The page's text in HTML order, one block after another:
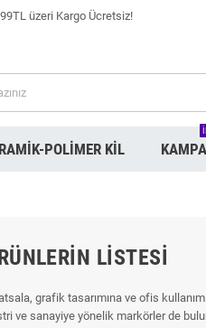
üzeri Kargo Ücretsiz!
POLIMER KIL
LISTESI
grafik tasarımına ve ofis
ve sanayiye yönelik markörler de